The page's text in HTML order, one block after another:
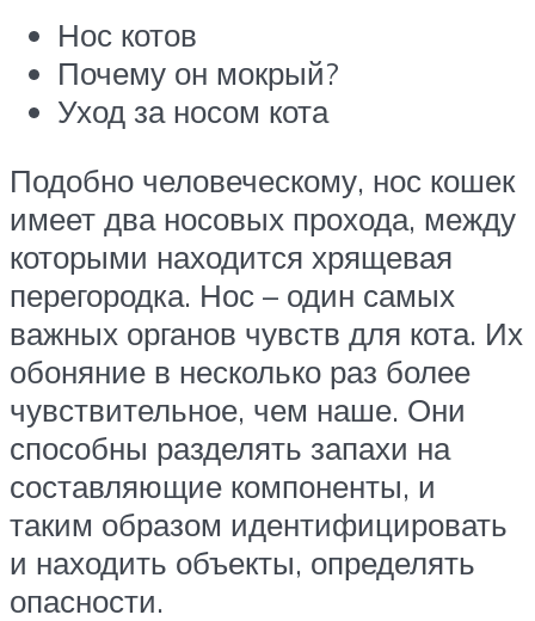
Нос котов
Почему он мокрый?
Уход за носом кота
Подобно человеческому, нос кошек
имеет два носовых прохода, между
которыми находится хрящевая
перегородка. Нос – один самых
важных органов чувств для кота. Их
обоняние в несколько раз более
чувствительное, чем наше. Они
способны разделять запахи на
составляющие компоненты, и
таким образом идентифицировать
и находить объекты, определять
опасности.